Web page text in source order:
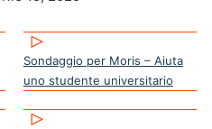
Sondaggio per Moris – Aiuta
uno studente universitario